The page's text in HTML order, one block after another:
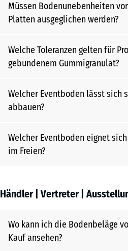
Müssen Bodenunebenheiten
Platten ausgeglichen werden?
Welche Toleranzen gelten für
gebundenem Gummigranulat?
Welcher Eventboden lässt sich
abbauen?
Welcher Eventboden eignet
im Freien?
Händler | Vertreter |
Wo kann ich die Bodenbeläge
Kauf ansehen?